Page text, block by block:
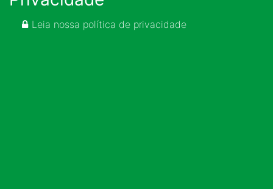
Leia nossa política de privacidade